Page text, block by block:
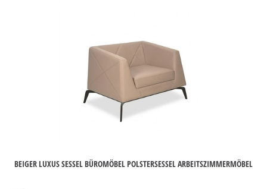
BEIGER LUXUS SESSEL BÜROMÖBEL POLSTERSESSEL ARBEITSZIMMERMÖBEL